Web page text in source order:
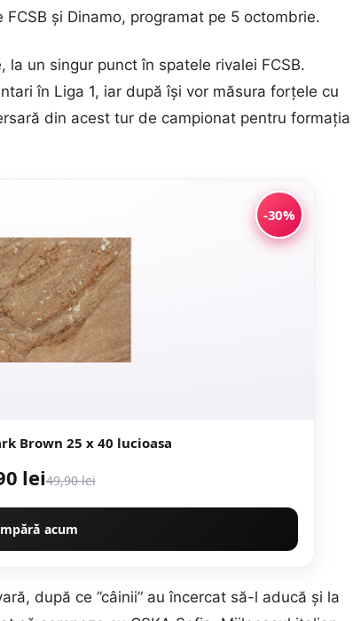
şi Dinamo, programat pe 5 octombrie.
un singur punct în spatele rivalei FCSB.
în Liga 1, iar după îşi vor măsura forţele cu
din acest tur de campionat pentru formaţia
-30%
Faianta Lorca Dark Brown 25 x 40 lucioasa
lei49,90 lei
acum
după ce ”câinii” au încercat să-l aducă şi la